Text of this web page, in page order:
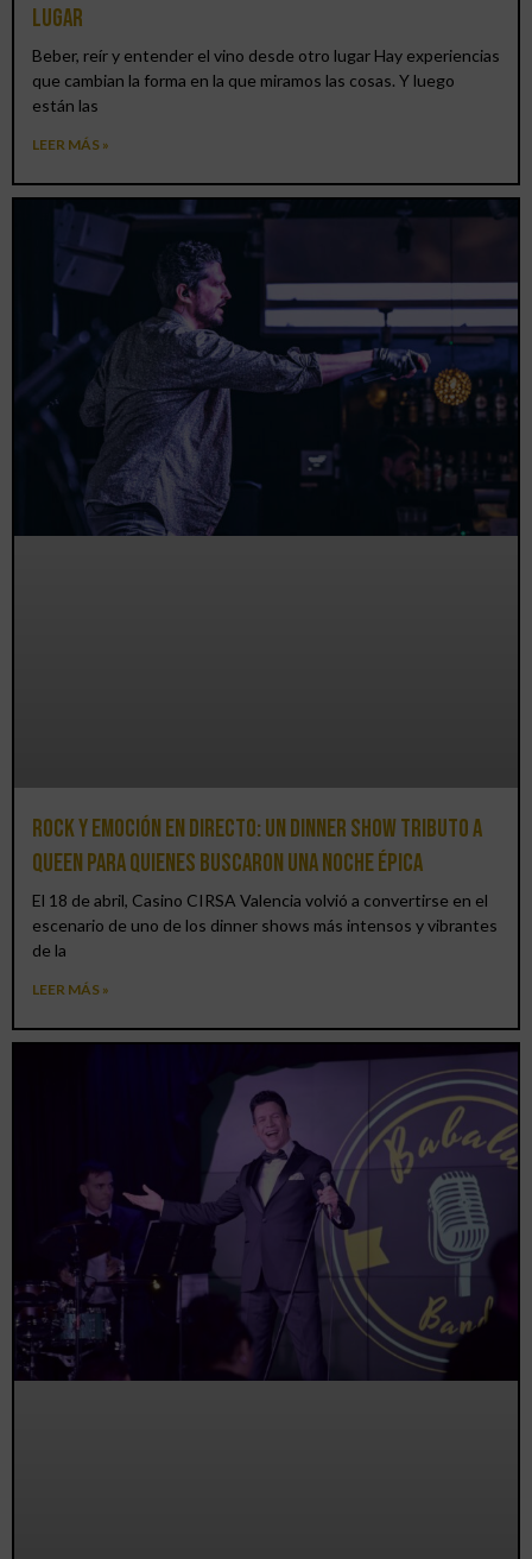
lugar
Beber, reír y entender el vino desde otro lugar Hay experiencias
que cambian la forma en la que miramos las cosas. Y luego
están las
LEER MÁS »
Rock y emoción en directo: un Dinner Show Tributo a
Queen para quienes buscaron una noche épica
El 18 de abril, Casino CIRSA Valencia volvió a convertirse en el
escenario de uno de los dinner shows más intensos y vibrantes
de la
LEER MÁS »